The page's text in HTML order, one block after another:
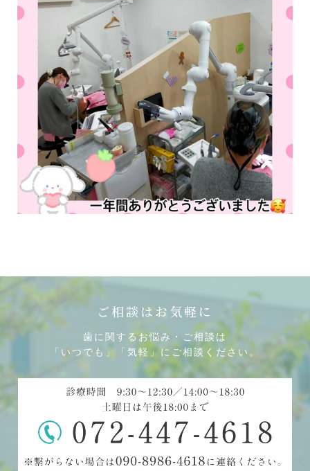
ご相談はお気軽に
歯に関するお悩み・ご相談は
「いつでも」「気軽」にご相談ください。